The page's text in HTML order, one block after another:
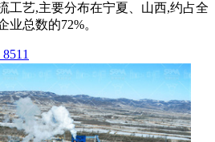
工艺,主要分布在宁夏、山西,约占全
业总数的72%。